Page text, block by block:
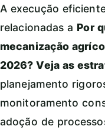
A execução
relacionadas a Por
mecanização
2026? Veja as
planejamento
monitoramento
adoção de